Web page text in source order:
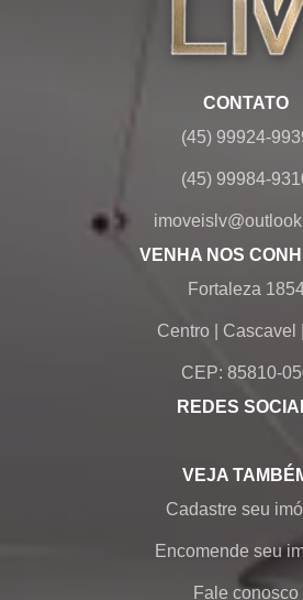
CONTATO
(45) 99924-
(45) 99984-
VENHA NOS
Fortaleza
Centro Cascavel
CEP: 85810-
REDES
VEJA
Cadastre seu
Encomende seu
Fale conosco